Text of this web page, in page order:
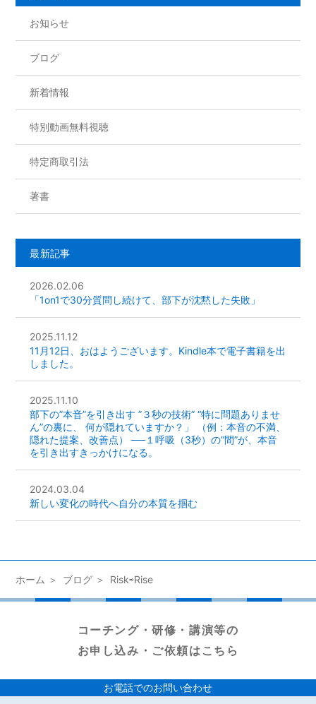
o
k
お知らせ
ブログ
新着情報
特別動画無料視聴
特定商取引法
著書
最新記事
2026.02.06
「1on1で30分質問し続けて、部下が沈黙した失敗」
2025.11.12
11月12日、おはようございます。Kindle本で電子書籍を出
しました。
2025.11.10
部下の”本音”を引き出す ”３秒の技術” “特に問題ありませ
ん”の裏に、 何が隠れていますか？」 （例：本音の不満、
隠れた提案、改善点） ──１呼吸（3秒）の“間”が、本音
を引き出すきっかけになる。
2024.03.04
新しい変化の時代へ自分の本質を掴む
ホーム ブログ Risk⇨Rise
コーチング・研修・講演等の
お申し込み・ご依頼はこちら
お電話でのお問い合わせ